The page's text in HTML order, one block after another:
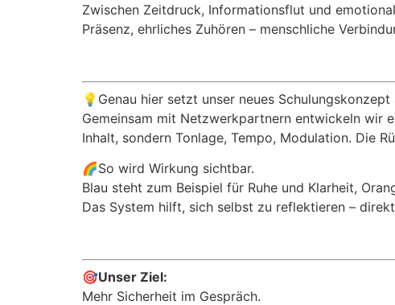
Zwischen Zeitdruck, Informationsflut und
Präsenz, ehrliches Zuhören – menschliche
💡Genau hier setzt unser neues Schulungskonzept
Gemeinsam mit Netzwerkpartnern entwickeln wir
Inhalt, sondern Tonlage, Tempo, Modulation. Die
🌈So wird Wirkung sichtbar.
Blau steht zum Beispiel für Ruhe und Klarheit,
Das System hilft, sich selbst zu reflektieren –
🎯Unser Ziel:
Mehr Sicherheit im Gespräch.